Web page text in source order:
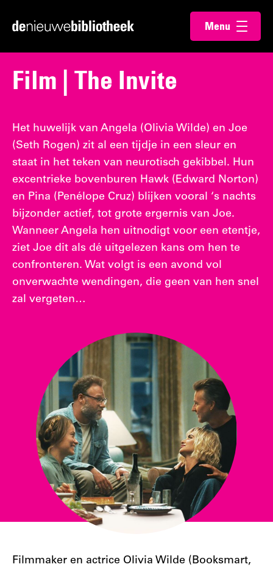
direct
content
direct
footer
Ga
homepagina
Menu
openen
Film | The Invite
Het huwelijk van Angela (Olivia Wilde) en Joe
(Seth Rogen) zit al een tijdje in een sleur en
staat in het teken van neurotisch gekibbel. Hun
excentrieke bovenburen Hawk (Edward Norton)
en Pina (Penélope Cruz) blijken vooral ‘s nachts
bijzonder actief, tot grote ergernis van Joe.
Wanneer Angela hen uitnodigt voor een etentje,
ziet Joe dit als dé uitgelezen kans om hen te
confronteren. Wat volgt is een avond vol
onverwachte wendingen, die geen van hen snel
zal vergeten…
Filmmaker en actrice Olivia Wilde (Booksmart,